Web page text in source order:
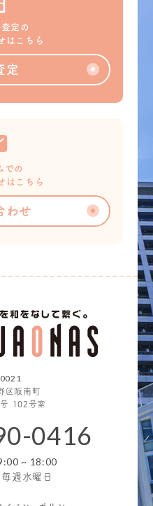
定の
はこちら
定
での
はこちら
わせ
区阪南町
102号室
0416
~ 18:00
毎週水曜日